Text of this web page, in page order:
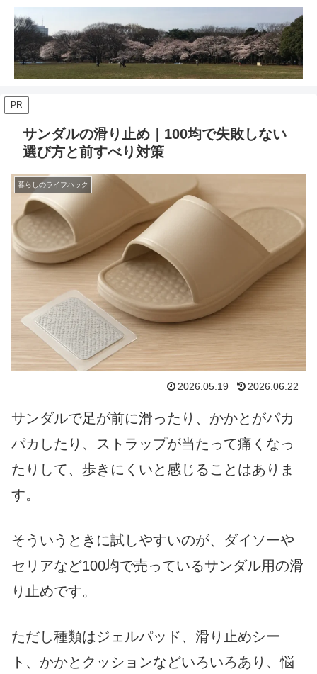
PR
サンダルの滑り止め｜100均で失敗しない
選び方と前すべり対策
暮らしのライフハック
2026.05.19 2026.06.22
サンダルで足が前に滑ったり、かかとがパカ
パカしたり、ストラップが当たって痛くなっ
たりして、歩きにくいと感じることはありま
す。
そういうときに試しやすいのが、ダイソーや
セリアなど100均で売っているサンダル用の滑
り止めです。
ただし種類はジェルパッド、滑り止めシー
ト、かかとクッションなどいろいろあり、悩